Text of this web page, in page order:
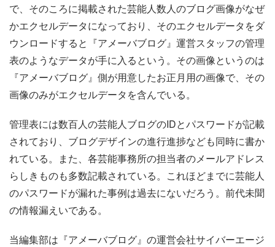
で、そのころに掲載された芸能人数人のブログ画像がなぜ
かエクセルデータになっており、そのエクセルデータをダ
ウンロードすると『アメーバブログ』運営スタッフの管理
表のようなデータが手に入るという。その画像というのは
『アメーバブログ』側が用意したお正月用の画像で、その
画像のみがエクセルデータを含んでいる。
管理表には数百人の芸能人ブログのIDとパスワードが記載
されており、ブログデザインの進行進捗なども同時に書か
れている。また、各芸能事務所の担当者のメールアドレス
らしきものも多数記載されている。これほどまでに芸能人
のパスワードが漏れた事例は過去にないだろう。前代未聞
の情報漏えいである。
当編集部は『アメーバブログ』の運営会社サイバーエージ